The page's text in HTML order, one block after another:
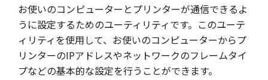
お使いのコンピューターとプリンターが通信できるよ
うに設定するためのユーティリティです。このユーテ
ィリティを使用して、お使いのコンピューターからプ
リンターのIPアドレスやネットワークのフレームタイ
プなどの基本的な設定を行うことができます。